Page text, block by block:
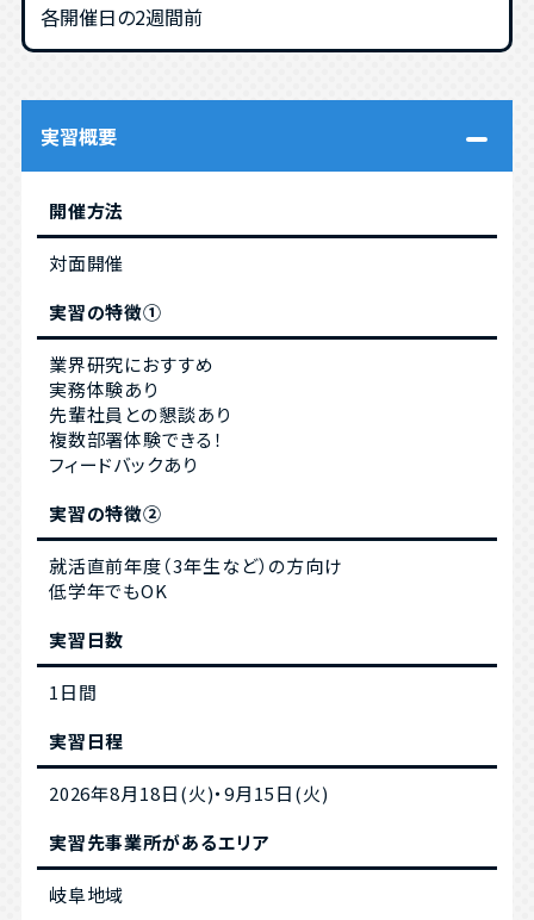
各開催日の2週間前
実習概要
開催方法
対面開催
実習の特徴①
業界研究におすすめ
実務体験あり
先輩社員との懇談あり
複数部署体験できる！
フィードバックあり
実習の特徴②
就活直前年度（3年生など）の方向け
低学年でもOK
実習日数
1日間
実習日程
2026年8月18日(火)・9月15日(火)
実習先事業所があるエリア
岐阜地域